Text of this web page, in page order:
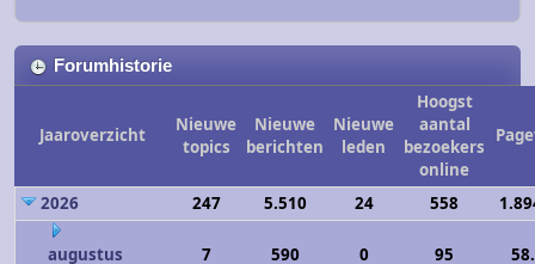
Forumhistorie
Jaaroverzicht
Nieuwe
topics
Nieuwe
berichten
Nieuwe
leden
Hoogst
aantal
bezoekers
online
2026 247 5.510 24 558
augustus
7 590 0 95